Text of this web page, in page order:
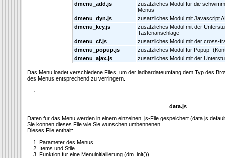
dmenu_add.js
zusatzliches Modul fur die
Menus
dmenu_dyn.js
zusatzliches Modul mit Javascript
dmenu_key.js
zusatzliches Modul mit der
Tastenanschlage
dmenu_cf.js
zusatzliches Modul mit der cross-
dmenu_popup.js
zusatzliches Modul fur Popup-
dmenu_ajax.js
zusatzliches Modul mit der
Das Menu loadet verschiedene Files, um der ladbardateumfang dem Typ des
des Menus entsprechend zu verringern.
data.js
Daten fur das Menu werden in einem einzelnen .js-File gespeichert (data.js
Sie konnen dieses File wie Sie wunschen umbennenen.
Dieses File enthalt:
1. Parameter des Menus .
2. Items und Stile.
3. Funktion fur eine Menuinitialiierung (dm_init()).